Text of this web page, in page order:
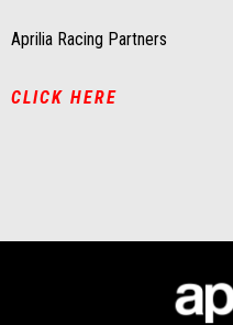
Aprilia Racing Partners
CLICK HERE